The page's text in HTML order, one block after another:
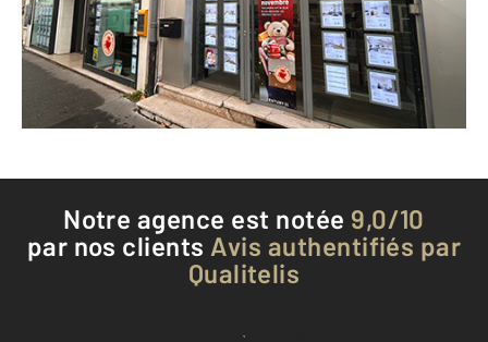
Envoyer un message
Téléphoner à l'agence
Notre agence est notée 9,0/10
par nos clients Avis authentifiés par
Qualitelis